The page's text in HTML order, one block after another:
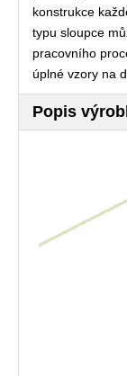
konstrukce
typu sloupce
pracovního
úplné vzory na
Popis